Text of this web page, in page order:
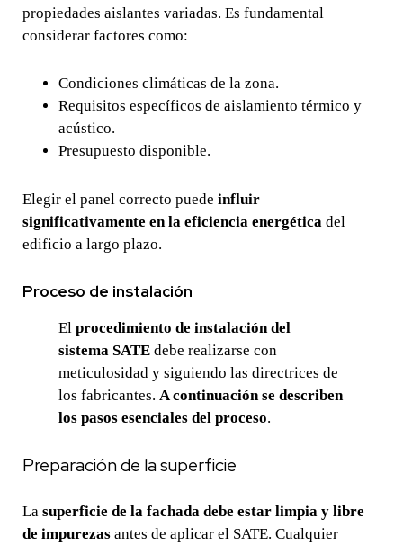
propiedades aislantes variadas. Es fundamental
considerar factores como:
Condiciones climáticas de la zona.
Requisitos específicos de aislamiento térmico y
acústico.
Presupuesto disponible.
Elegir el panel correcto puedeinfluir
significativamente en la eficiencia energética del
edificio a largo plazo.
Proceso de instalación
Elprocedimiento de instalación del
sistema SATE debe realizarse con
meticulosidad y siguiendo las directrices de
los fabricantes.A continuación se describen
los pasos esenciales del proceso.
Preparación de la superficie
Lasuperficie de la fachada debe estar limpia y libre
de impurezas antes de aplicar el SATE. Cualquier